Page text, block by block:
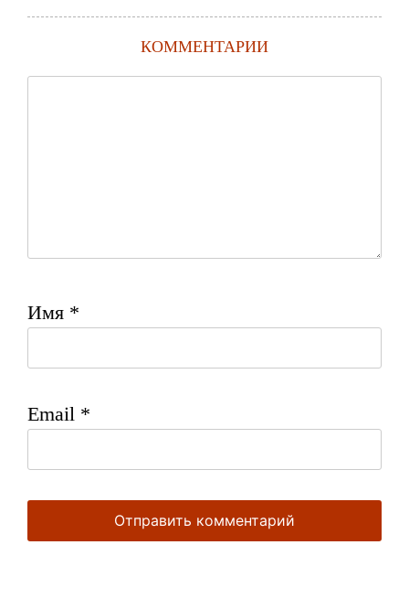
КОММЕНТАРИИ
Имя *
Email *